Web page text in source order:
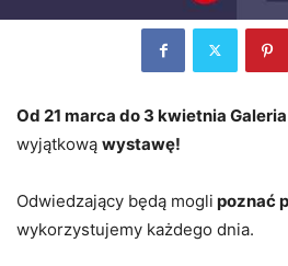
Od 21 marca do 3 kwietnia
wyjątkową wystawę!
Odwiedzający będą mogli poznać
wykorzystujemy każdego dnia.